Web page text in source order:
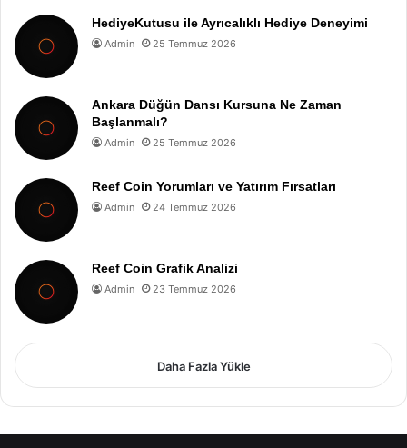
HediyeKutusu ile Ayrıcalıklı Hediye Deneyimi
Admin 25 Temmuz 2026
Ankara Düğün Dansı Kursuna Ne Zaman
Başlanmalı?
Admin 25 Temmuz 2026
Reef Coin Yorumları ve Yatırım Fırsatları
Admin 24 Temmuz 2026
Reef Coin Grafik Analizi
Admin 23 Temmuz 2026
Daha Fazla Yükle